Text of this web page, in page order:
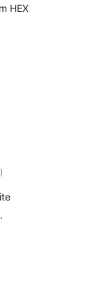
HEX
toplam
puan
)